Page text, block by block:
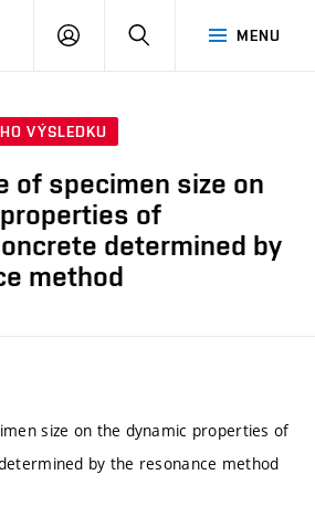
MENU
PŘIHLÁSIT
VÝSLEDKU
of specimen size on
of
determined by
method
size on the dynamic properties of
by the resonance method